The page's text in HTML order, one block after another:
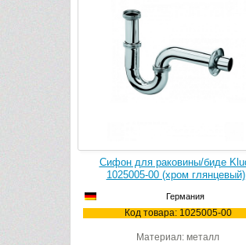
Сифон для раковины/биде
1025005-00 (хром глянцевый)
Германия
Код товара: 1025005-00
Материал: металл